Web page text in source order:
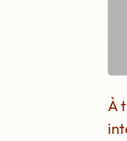
À